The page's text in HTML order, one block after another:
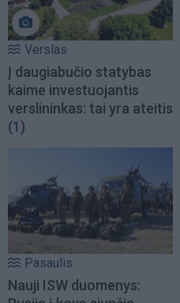
Verslas
Į daugiabučio statybas
kaime investuojantis
verslininkas: tai yra ateitis
(1)
Pasaulis
Nauji ISW duomenys: